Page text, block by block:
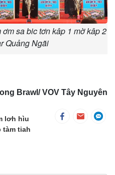
sa bic tơn kâp 1 mờ kâp 2
Quảng Ngãi
Brawl/ VOV Tây Nguyên
lơh hìu
tàm tiah